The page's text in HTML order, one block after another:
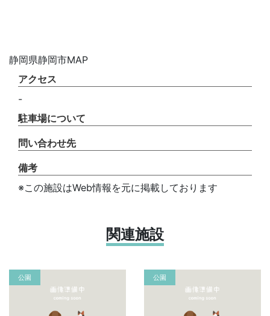
静岡県静岡市MAP
アクセス
-
駐車場について
問い合わせ先
備考
※この施設はWeb情報を元に掲載しております
関連施設
公園 公園